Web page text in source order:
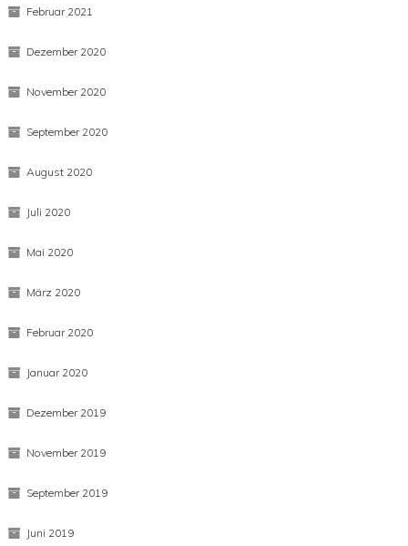
Juli 2021
März 2021
Februar 2021
Dezember 2020
November 2020
September 2020
August 2020
Juli 2020
Mai 2020
März 2020
Februar 2020
Januar 2020
Dezember 2019
November 2019